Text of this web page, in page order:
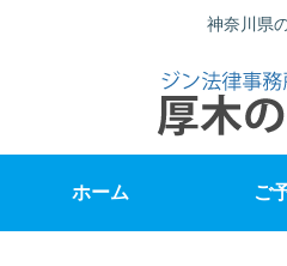
神奈川県
ホーム ご